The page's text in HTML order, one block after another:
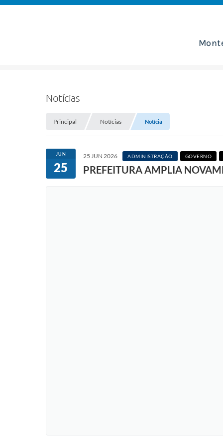
Notícias
Principal Notícias Notícia
JUN
25
25 JUN 2026 ADMINISTRAÇÃO GOVERNO
PREFEITURA AMPLIA